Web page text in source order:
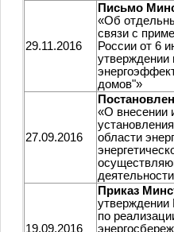
29.11.2016
Письмо
«Об
связи с
России от 6
утверждении
домов"»
27.09.2016
«О внесении
области
19.09.2016
Приказ
утверждении
по